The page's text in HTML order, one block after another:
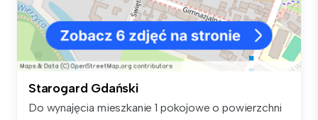
Starogard Gdański
Do wynajęcia mieszkanie 1 pokojowe o powierzchni